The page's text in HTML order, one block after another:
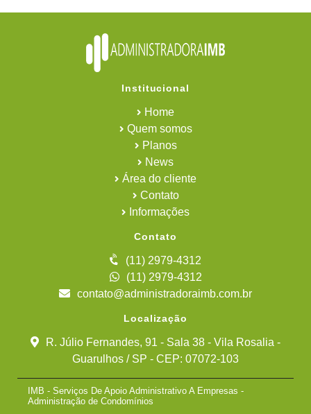
Institucional
Home
Quem somos
Planos
News
Área do cliente
Contato
Informações
Contato
(11) 2979-4312
(11) 2979-4312
contato@administradoraimb.com.br
Localização
R. Júlio Fernandes, 91 - Sala 38 - Vila Rosalia -
Guarulhos / SP - CEP: 07072-103
IMB - Serviços De Apoio Administrativo A Empresas -
Administração de Condomínios